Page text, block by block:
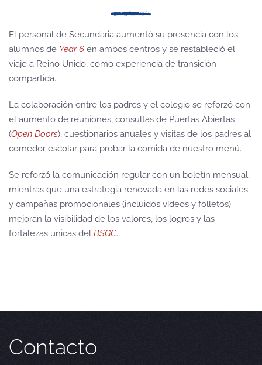
El personal de Secundaria aumentó su presencia con los
alumnos de Year 6 en ambos centros y se restableció el
viaje a Reino Unido, como experiencia de transición
compartida.
La colaboración entre los padres y el colegio se reforzó con
el aumento de reuniones, consultas de Puertas Abiertas
(Open Doors), cuestionarios anuales y visitas de los padres al
comedor escolar para probar la comida de nuestro menú.
Se reforzó la comunicación regular con un boletín mensual,
mientras que una estrategia renovada en las redes sociales
y campañas promocionales (incluidos vídeos y folletos)
mejoran la visibilidad de los valores, los logros y las
fortalezas únicas del BSGC.
Contacto